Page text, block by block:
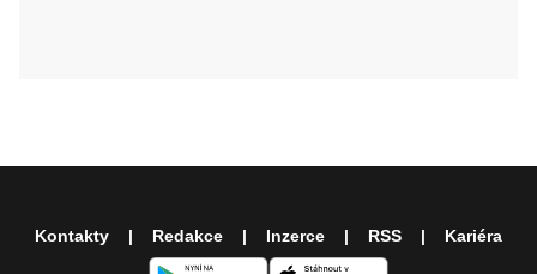
Kontakty Redakce Inzerce RSS Kariéra